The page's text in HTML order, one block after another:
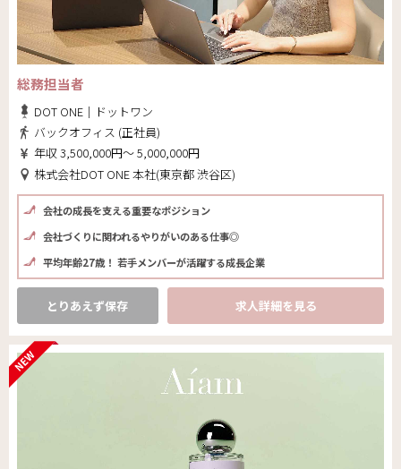
総務担当者
DOT ONE｜ドットワン
バックオフィス (正社員)
年収 3,500,000円～ 5,000,000円
株式会社DOT ONE 本社(東京都 渋谷区)
会社の成長を支える重要なポジション
会社づくりに関われるやりがいのある仕事◎
平均年齢27歳！ 若手メンバーが活躍する成長企業
とりあえず保存 求人詳細を見る